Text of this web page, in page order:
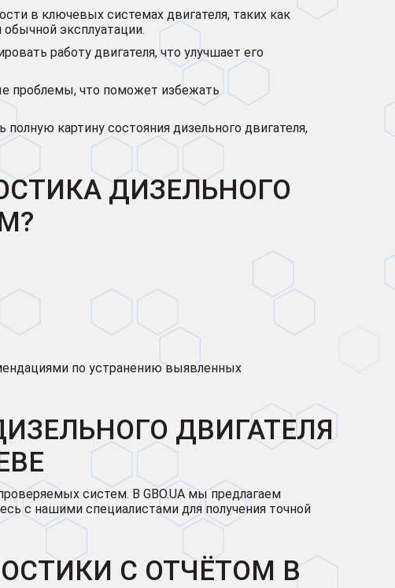
в ключевых системах двигателя, таких как
эксплуатации.
работу двигателя, что улучшает его
проблемы, что поможет избежать
картину состояния дизельного двигателя,
ДИЗЕЛЬНОГО
по устранению выявленных
ДВИГАТЕЛЯ
систем. В GBO.UA мы предлагаем
с нашими специалистами для получения точной
С ОТЧЁТОМ В